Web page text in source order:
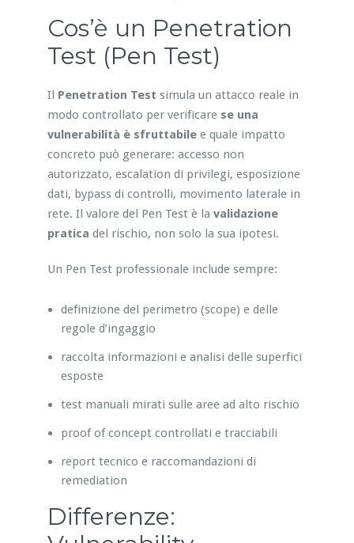
Cos’è un Penetration
Test (Pen Test)
Il Penetration Test simula un attacco reale in
modo controllato per verificare se una
vulnerabilità è sfruttabilee quale impatto
concreto può generare: accesso non
autorizzato, escalation di privilegi, esposizione
dati, bypass di controlli, movimento laterale in
rete. Il valore del Pen Test è la validazione
pratica del rischio, non solo la sua ipotesi.
Un Pen Test professionale include sempre:
definizione del perimetro (scope) e delle
regole d’ingaggio
raccolta informazioni e analisi delle superfici
esposte
test manuali mirati sulle aree ad alto rischio
proof of concept controllati e tracciabili
report tecnico e raccomandazioni di
remediation
Differenze: